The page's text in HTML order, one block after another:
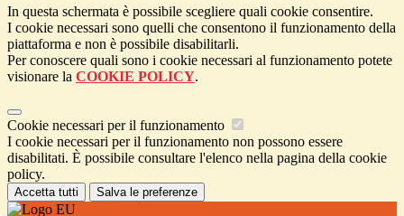
In questa schermata è possibile scegliere quali cookie consentire.
I cookie necessari sono quelli che consentono il funzionamento della
piattaforma e non è possibile disabilitarli.
Per conoscere quali sono i cookie necessari al funzionamento potete
visionare la COOKIE POLICY.
Cookie necessari per il funzionamento
I cookie necessari per il funzionamento non possono essere
disabilitati. È possibile consultare l'elenco nella pagina della cookie
policy.
Accetta tutti Salva le preferenze